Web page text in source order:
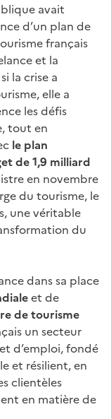
avait
d’un plan de
français
et la
la crise a
elle a
les défis
tout en
le plan
de 1,9 milliard
en novembre
du tourisme, le
une véritable
du
dans sa place
et de
de tourisme
un secteur
d’emploi, fondé
et résilient, en
clientèles
en matière de